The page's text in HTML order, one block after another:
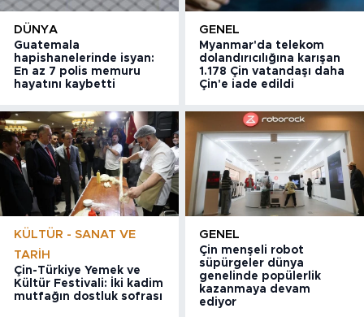
DÜNYA
Guatemala
hapishanelerinde isyan:
En az 7 polis memuru
hayatını kaybetti
GENEL
Myanmar'da telekom
dolandırıcılığına karışan
1.178 Çin vatandaşı daha
Çin'e iade edildi
KÜLTÜR - SANAT VE
TARIH
Çin-Türkiye Yemek ve
Kültür Festivali: İki kadim
mutfağın dostluk sofrası
GENEL
Çin menşeli robot
süpürgeler dünya
genelinde popülerlik
kazanmaya devam
ediyor